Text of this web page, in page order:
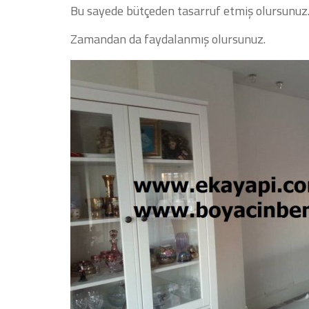
Bu sayede bütçeden tasarruf etmiş olursunuz.
Zamandan da faydalanmış olursunuz.